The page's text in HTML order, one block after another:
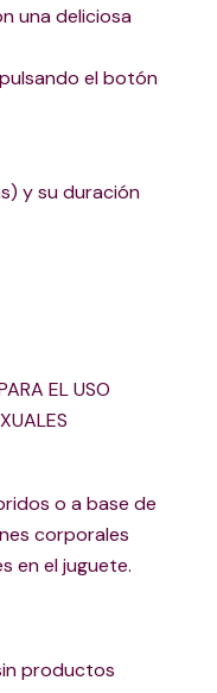
una deliciosa
el botón
y su duración
EL USO
o a base de
corporales
en el juguete.
productos